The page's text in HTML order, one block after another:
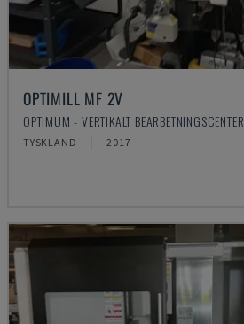
OPTIMILL MF 2V
OPTIMUM - VERTIKALT BEARBETNINGSCENTER
TYSKLAND 2017